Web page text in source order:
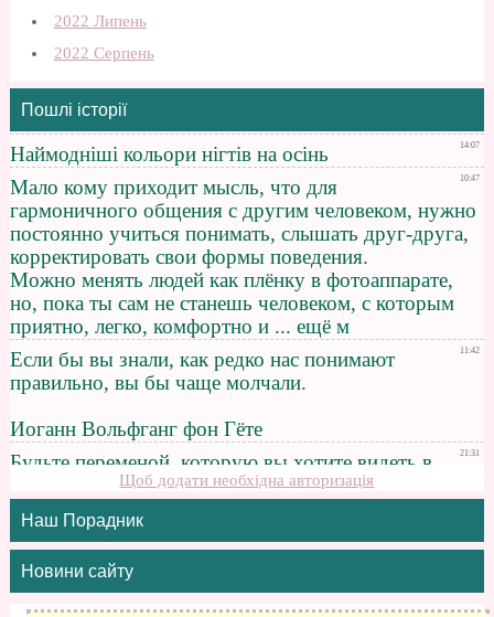
2022 Липень
2022 Серпень
Пошлі історії
Щоб додати необхідна авторизація
Наш Порадник
Новини сайту